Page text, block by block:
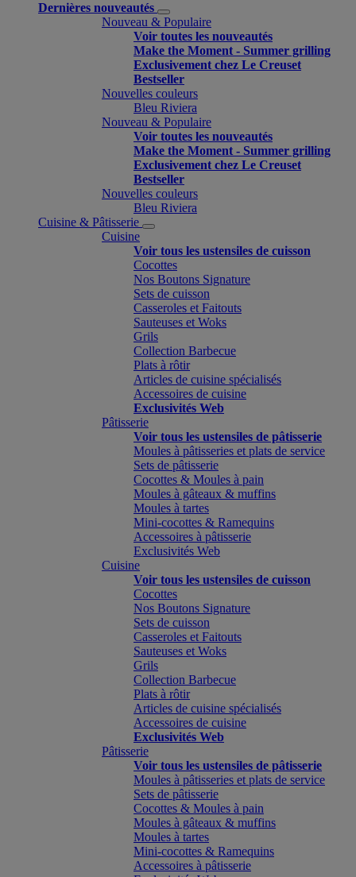
Dernières nouveautés
Nouveau & Populaire
Voir toutes les nouveautés
Make the Moment - Summer grilling
Exclusivement chez Le Creuset
Bestseller
Nouvelles couleurs
Bleu Riviera
Nouveau & Populaire
Voir toutes les nouveautés
Make the Moment - Summer grilling
Exclusivement chez Le Creuset
Bestseller
Nouvelles couleurs
Bleu Riviera
Cuisine & Pâtisserie
Cuisine
Voir tous les ustensiles de cuisson
Cocottes
Nos Boutons Signature
Sets de cuisson
Casseroles et Faitouts
Sauteuses et Woks
Grils
Collection Barbecue
Plats à rôtir
Articles de cuisine spécialisés
Accessoires de cuisine
Exclusivités Web
Pâtisserie
Voir tous les ustensiles de pâtisserie
Moules à pâtisseries et plats de service
Sets de pâtisserie
Cocottes & Moules à pain
Moules à gâteaux & muffins
Moules à tartes
Mini-cocottes & Ramequins
Accessoires à pâtisserie
Exclusivités Web
Cuisine
Voir tous les ustensiles de cuisson
Cocottes
Nos Boutons Signature
Sets de cuisson
Casseroles et Faitouts
Sauteuses et Woks
Grils
Collection Barbecue
Plats à rôtir
Articles de cuisine spécialisés
Accessoires de cuisine
Exclusivités Web
Pâtisserie
Voir tous les ustensiles de pâtisserie
Moules à pâtisseries et plats de service
Sets de pâtisserie
Cocottes & Moules à pain
Moules à gâteaux & muffins
Moules à tartes
Mini-cocottes & Ramequins
Accessoires à pâtisserie